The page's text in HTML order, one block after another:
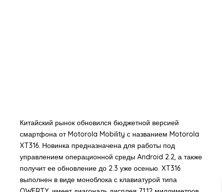
Китайский рынок обновился бюджетной версией
смартфона от Motorola Mobility с названием Motorola
XT316. Новинка предназначена для работы под
управлением операционной среды Android 2.2, а также
получит ее обновление до 2.3 уже осенью. XT316
выполнен в виде моноблока с клавиатурой типа